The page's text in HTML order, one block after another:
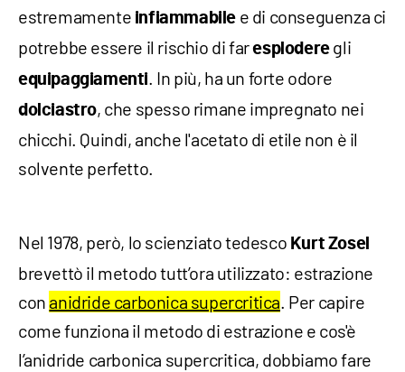
estremamente infiammabile e di conseguenza ci
potrebbe essere il rischio di faresploderegli
equipaggiamenti. In più, ha un forte odore
dolciastro, che spesso rimane impregnato nei
chicchi. Quindi, anche l'acetato di etile non è il
solvente perfetto.
Nel 1978, però, lo scienziato tedesco Kurt Zosel
brevettò il metodo tutt’ora utilizzato: estrazione
con anidride carbonica supercritica. Per capire
come funziona il metodo di estrazione e cos'è
l’anidride carbonica supercritica, dobbiamo fare